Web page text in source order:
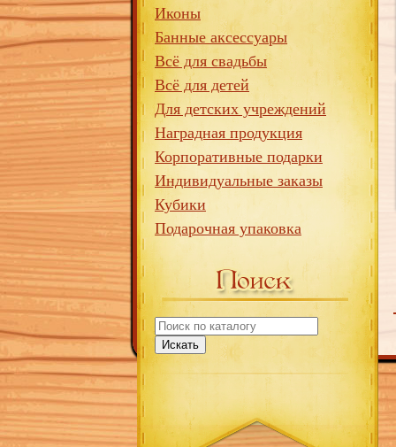
Иконы
Банные аксессуары
Всё для свадьбы
Всё для детей
Для детских учреждений
Наградная продукция
Корпоративные подарки
Индивидуальные заказы
Кубики
Подарочная упаковка
Искать